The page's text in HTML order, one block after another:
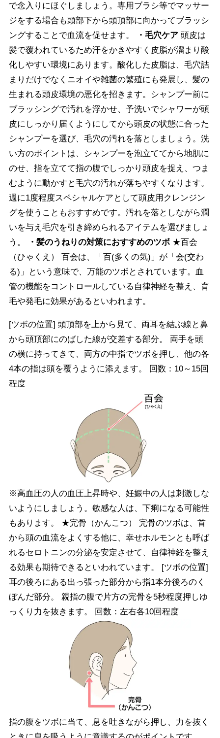
で念入りにほぐしましょう。専用ブラシ等でマッサー
ジをする場合も頭部下から頭頂部に向かってブラッシ
ングすることで血流を促せます。
・毛穴ケア頭皮は
髪で覆われているため汗をかきやすく皮脂が溜まり酸
化しやすい環境にあります。酸化した皮脂は、毛穴詰
まりだけでなくニオイや雑菌の繁殖にも発展し、髪の
生まれる頭皮環境の悪化を招きます。シャンプー前に
ブラッシングで汚れを浮かせ、予洗いでシャワーが頭
皮にしっかり届くようにしてから頭皮の状態に合った
シャンプーを選び、毛穴の汚れを落としましょう。洗
い方のポイントは、シャンプーを泡立ててから地肌に
のせ、指を立てて指の腹でしっかり頭皮を捉え、つま
むように動かすと毛穴の汚れが落ちやすくなります。
週に1度程度スペシャルケアとして頭皮用クレンジン
グを使うこともおすすめです。汚れを落としながら潤
いを与え毛穴を引き締められるアイテムを選びましょ
う。
・髪のうねりの対策におすすめのツボ★百会
（ひゃくえ） 百会は、「百(多くの気)」が「会(交わ
る)」という意味で、万能のツボとされています。血
管の機能をコントロールしている自律神経を整え、育
毛や発毛に効果があるといわれます。
[ツボの位置] 頭頂部を上から見て、両耳を結ぶ線と鼻
から頭頂部にのばした線が交差する部分。 両手を頭
の横に持ってきて、両方の中指でツボを押し、他の各
4本の指は頭を覆うように添えます。 回数：10～15回
程度
※高血圧の人の血圧上昇時や、妊娠中の人は刺激しな
いようにしましょう。敏感な人は、下痢になる可能性
もあります。 ★完骨（かんこつ） 完骨のツボは、首
から頭の血流をよくする他に、幸せホルモンとも呼ば
れるセロトニンの分泌を安定させて、自律神経を整え
る効果も期待できるといわれています。 [ツボの位置]
耳の後ろにある出っ張った部分から指1本分後ろのく
ぼんだ部分。 親指の腹で片方の完骨を5秒程度押しゆ
っくり力を抜きます。 回数：左右各10回程度
指の腹をツボに当て、息を吐きながら押し、力を抜く